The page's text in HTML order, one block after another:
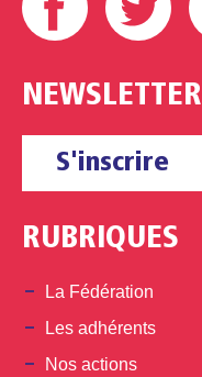
NEWSLETTER
S'inscrire
RUBRIQUES
La Fédération
Les adhérents
Nos actions